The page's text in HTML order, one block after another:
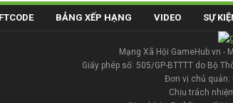
BẢNG XẾP HẠNG VIDEO SỰ
Mạng Xã Hội GameHub.vn -
Giấy phép số: 505/GP-BTTTT do Bộ
Đơn vị chủ quản:
Chịu trách